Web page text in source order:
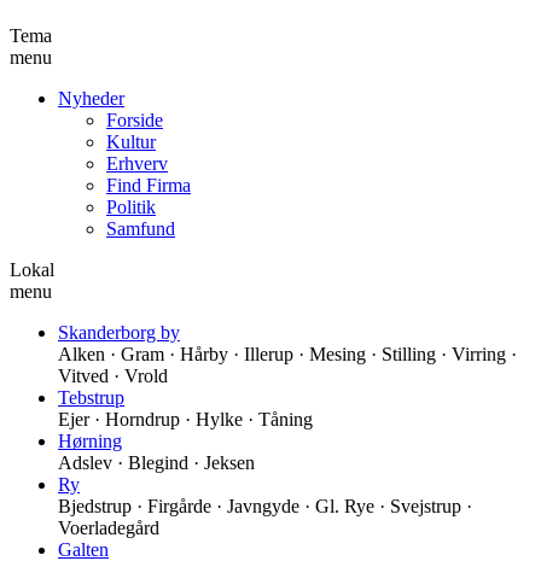
Tema
menu
Nyheder
Forside
Kultur
Erhverv
Find Firma
Politik
Samfund
Lokal
menu
Skanderborg by
Alken · Gram · Hårby · Illerup · Mesing · Stilling · Virring ·
Vitved · Vrold
Tebstrup
Ejer · Horndrup · Hylke · Tåning
Hørning
Adslev · Blegind · Jeksen
Ry
Bjedstrup · Firgårde · Javngyde · Gl. Rye · Svejstrup ·
Voerladegård
Galten